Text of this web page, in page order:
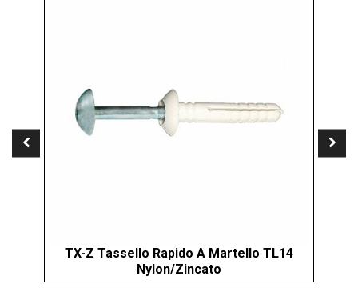
TX-Z Tassello Rapido A Martello TL14
Nylon/Zincato